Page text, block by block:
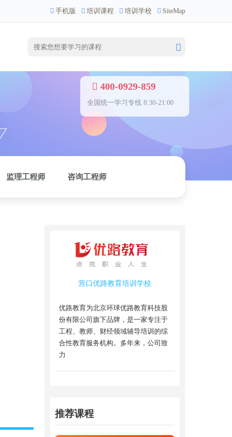
手机版 培训课程 培训学校 SiteMap
400-0929-859
全国统一学习专线 8:30-21:00
监理工程师 咨询工程师
营口优路教育培训学校
优路教育为北京环球优路教育科技股
份有限公司旗下品牌，是一家专注于
工程、教师、财经领域辅导培训的综
合性教育服务机构。多年来，公司致
力
推荐课程